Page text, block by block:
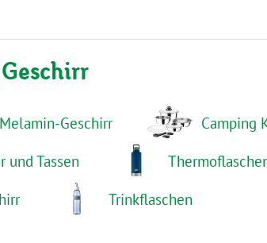
Geschirr Camping
und Tassen
Trinkflaschen